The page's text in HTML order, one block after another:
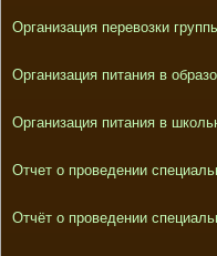
Организация перевозки
Организация питания в
Организация питания в
Отчет о проведении
Отчёт о проведении